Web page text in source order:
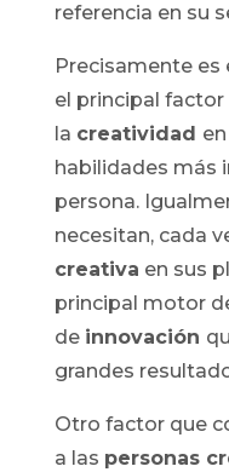
referencia en su
Precisamente
el principal
la creatividad
habilidades más
persona.
necesitan, cada
creativa en sus
principal motor
de innovación
grandes
Otro factor que
a las personas